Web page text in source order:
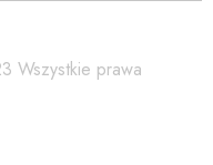
Wszystkie prawa